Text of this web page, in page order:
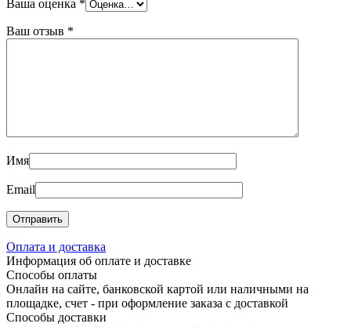
Ваша оценка *
Ваш отзыв *
Имя
Email
Оплата и доставка
Информация об оплате и доставке
Способы оплаты
Онлайн на сайте, банковской картой или наличными на
площадке, счет - при оформление заказа с доставкой
Способы доставки